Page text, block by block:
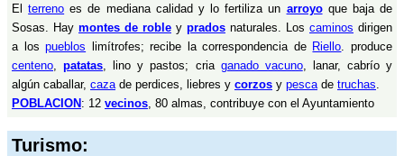
Elterreno es de mediana calidad y lo fertiliza un arroyoque baja de
Sosas. Hay montes de roble y prados naturales. Los caminos dirigen
a lospueblos limítrofes; recibe la correspondencia de Riello . produce
centeno ,patatas , lino y pastos; cria ganado vacuno, lanar, cabrío y
algún caballar, caza de perdices, liebres y corzos y pesca de truchas
POBLACION: 12 vecinos , 80 almas, contribuye con el Ayuntamiento
Turismo: